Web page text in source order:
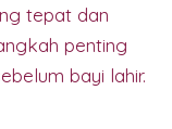
tepat dan
penting
bayi lahir.